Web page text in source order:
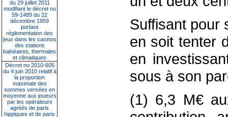
du 29 juillet 2011
modifiant le décret no
59-1489 du 22
décembre 1959
portant
réglementation des
jeux dans les casinos
des stations
balnéaires, thermales
et climatiques
Décret no 2010-605
du 4 juin 2010 relatif à
la proportion
maximale des
sommes versées en
moyenne aux joueurs
par les opérateurs
agréés de paris
hippiques et de paris
Suffisant pour
en soit tenter
en
sous à son
(1) 6,3 M€